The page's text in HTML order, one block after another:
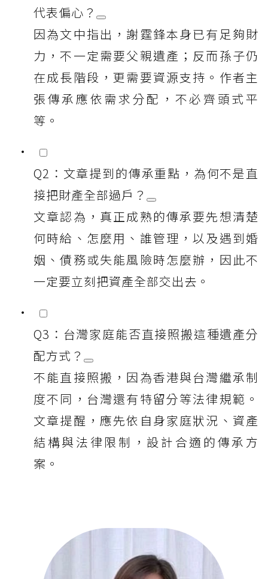
代表偏心？
因為文中指出，謝霆鋒本身已有足夠財
力，不一定需要父親遺產；反而孫子仍
在成長階段，更需要資源支持。作者主
張傳承應依需求分配，不必齊頭式平
等。
Q2：文章提到的傳承重點，為何不是直
接把財產全部過戶？
文章認為，真正成熟的傳承要先想清楚
何時給、怎麼用、誰管理，以及遇到婚
姻、債務或失能風險時怎麼辦，因此不
一定要立刻把資產全部交出去。
Q3：台灣家庭能否直接照搬這種遺產分
配方式？
不能直接照搬，因為香港與台灣繼承制
度不同，台灣還有特留分等法律規範。
文章提醒，應先依自身家庭狀況、資產
結構與法律限制，設計合適的傳承方
案。